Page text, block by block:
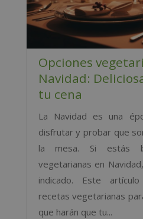
Opciones
Navidad:
tu cena
La Navidad es una
disfrutar y probar que
la mesa. Si estás
vegetarianas en
indicado. Este
recetas vegetarianas
que harán que tu...